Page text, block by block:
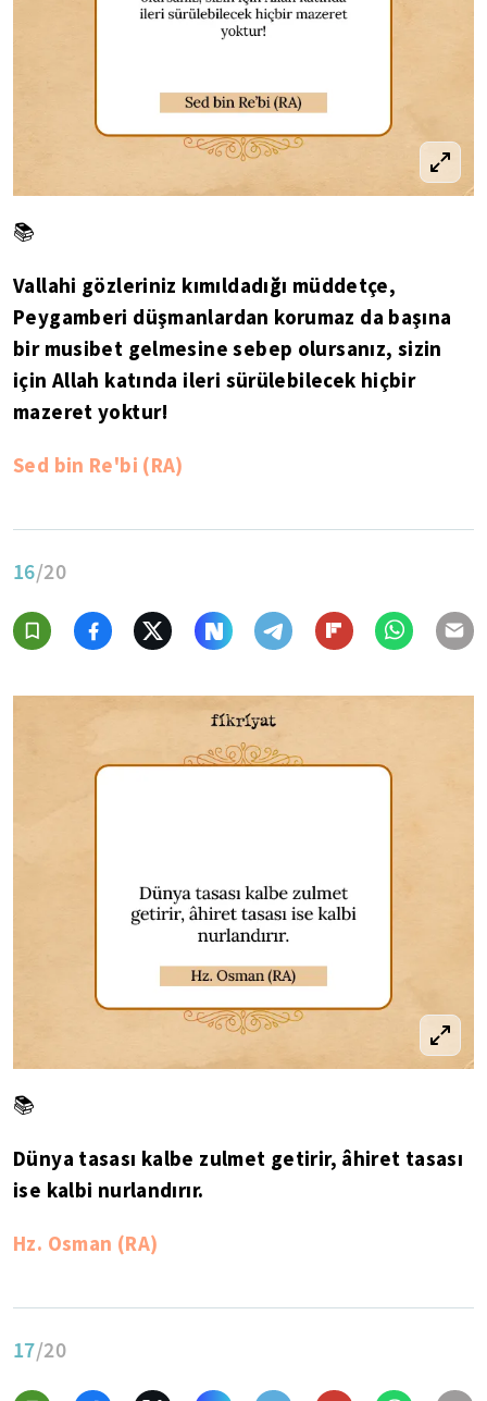
📚
Vallahi gözleriniz kımıldadığı müddetçe,
Peygamberi düşmanlardan korumaz da başına
bir musibet gelmesine sebep olursanız, sizin
için Allah katında ileri sürülebilecek hiçbir
mazeret yoktur!
Sed bin Re'bi (RA)
16/20
📚
Dünya tasası kalbe zulmet getirir, âhiret tasası
ise kalbi nurlandırır.
Hz. Osman (RA)
17/20